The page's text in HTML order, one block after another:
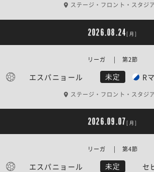
ステージ・フロント・スタジ
2026.08.24 [月]
エスパニョール 未定 R
リーガ | 第2節
ステージ・フロント・スタジ
2026.09.07 [月]
エスパニョール 未定 セ
リーガ | 第4節